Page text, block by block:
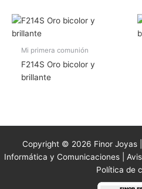
Mi primera comunión
F214S Oro bicolor y
brillante
Copyright © 2026 Finor Joyas
Informática y Comunicaciones |
Política de